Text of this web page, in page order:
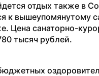
отдых также в
к вышеупомянутому
Цена санаторно-
тысяч рублей.